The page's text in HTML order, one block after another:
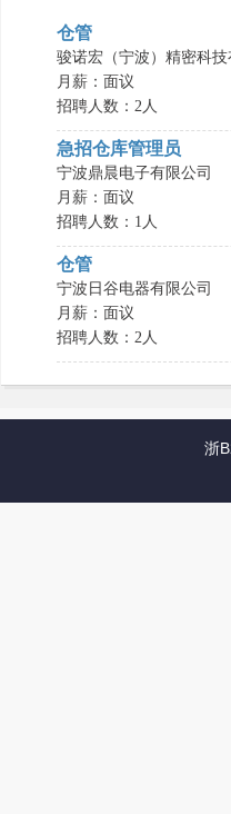
仓管
骏诺宏（宁波）精密科技
月薪：面议
招聘人数：2人
急招仓库管理员
宁波鼎晨电子有限公司
月薪：面议
招聘人数：1人
仓管
宁波日谷电器有限公司
月薪：面议
招聘人数：2人
浙